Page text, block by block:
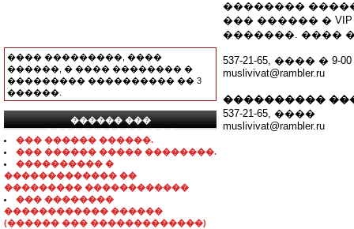
���� ���������, ����
������, � ���� �������� �
��������� ���������� �� 3
������.
������ ���
���������������
��� ������ ������.
��� ������ ����� ��������.
���������� �
������������� ��
��������� ������������
��� ��������
������������ ������
(������ ��� �������������)
��������
��� ������ �
�������. ����
537-21-65, ���� � 9-
muslivivat@rambler.ru
����������
537-21-65, ����
muslivivat@rambler.ru